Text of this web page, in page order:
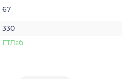
67
330
ГТЛаб